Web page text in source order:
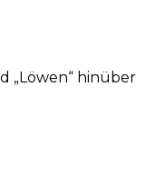
„Löwen“ hinüber